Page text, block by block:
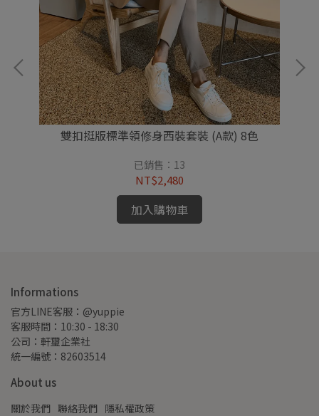
雙扣挺版標準領修身西裝套裝 (A款) 8色
已銷售：13
NT$2,480
加入購物車
Informations
官方LINE客服：@yuppie
客服時間：10:30 - 18:30
公司：軒璽企業社
統一編號：82603514
About us
關於我們 聯絡我們 隱私權政策